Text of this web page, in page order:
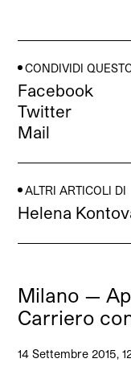
CONDIVIDI
Facebook
Twitter
Mail
ALTRI ARTICOLI DI
Helena
Milano —
Carriero
14 Settembre 2015,